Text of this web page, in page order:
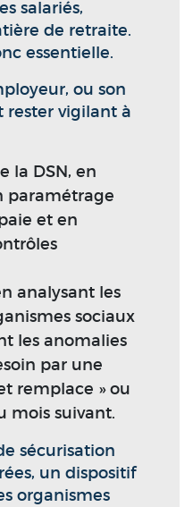
salariés,
de retraite.
essentielle.
ou son
rester vigilant à
la DSN, en
paramétrage
et en
analysant les
sociaux
les anomalies
par une
remplace » ou
mois suivant.
sécurisation
un dispositif
organismes